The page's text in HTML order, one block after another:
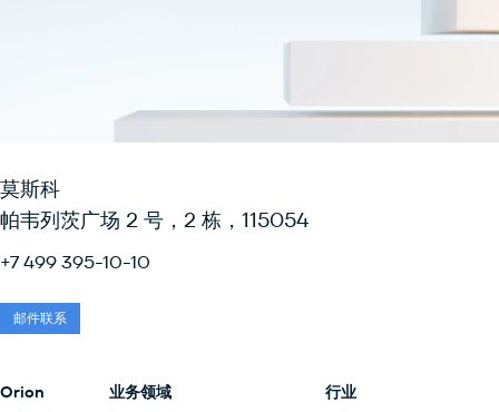
莫斯科
帕韦列茨广场 2 号，2 栋，115054
+7 499 395-10-10
邮件联系
Orion 业务领域 行业